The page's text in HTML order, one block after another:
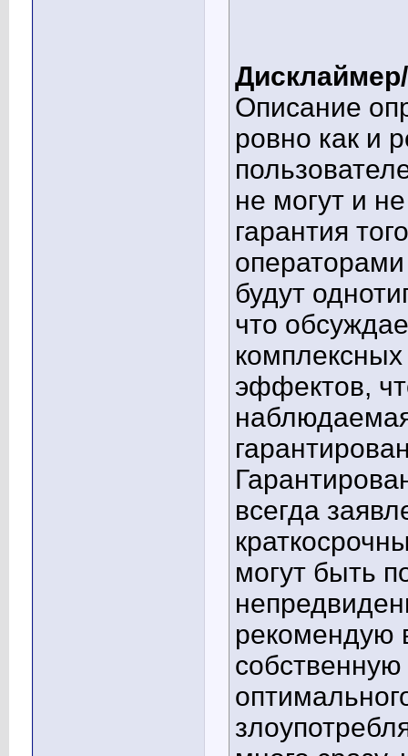
Описание
ровно как и
не могут и
гарантия
будут
что
эффектов,
всегда
могут быть
рекомендую